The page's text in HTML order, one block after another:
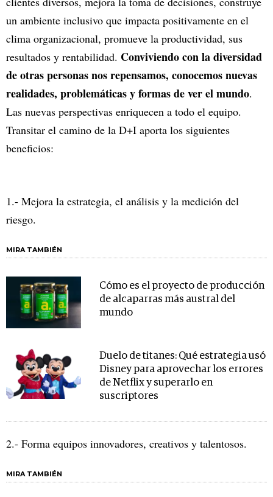
un ambiente inclusivo que impacta positivamente en el
clima organizacional, promueve la productividad, sus
resultados y rentabilidad. Conviviendo con la diversidad
de otras personas nos repensamos, conocemos nuevas
realidades, problemáticas y formas de ver el mundo.
Las nuevas perspectivas enriquecen a todo el equipo.
Transitar el camino de la D+I aporta los siguientes
beneficios:
1.- Mejora la estrategia, el análisis y la medición del
riesgo.
MIRA TAMBIÉN
Cómo es el proyecto de producción
de alcaparras más austral del
mundo
Duelo de titanes: Qué estrategia usó
Disney para aprovechar los errores
de Netflix y superarlo en
suscriptores
2.- Forma equipos innovadores, creativos y talentosos.
MIRA TAMBIÉN